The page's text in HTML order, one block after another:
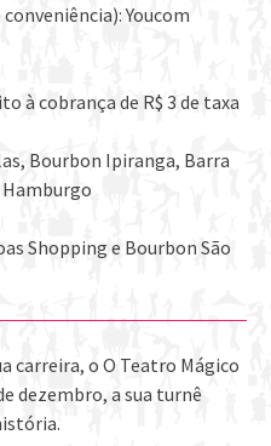
Youcom
à cobrança de R$ 3 de taxa
Bourbon Ipiranga, Barra
Shopping e Bourbon São
carreira, o O Teatro Mágico
dezembro, a sua turnê